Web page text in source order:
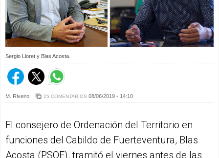
Sergio Lloret y Blas Acosta.
M. Riveiro 25 COMENTARIOS 08/06/2019 - 14:10
El consejero de Ordenación del Territorio en
funciones del Cabildo de Fuerteventura, Blas
Acosta (PSOE), tramitó el viernes antes de las